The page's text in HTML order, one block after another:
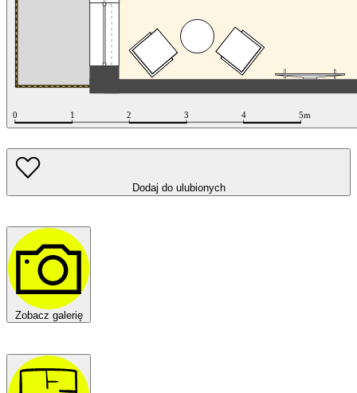
Dodaj do ulubionych
Zobacz galerię